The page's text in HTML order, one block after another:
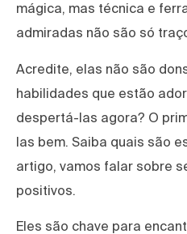
mágica, mas técnica e
admiradas não são só
Acredite, elas não são
habilidades que estão
despertá-las agora? O
las bem. Saiba quais são
artigo, vamos falar sobre
positivos.
Eles são chave para